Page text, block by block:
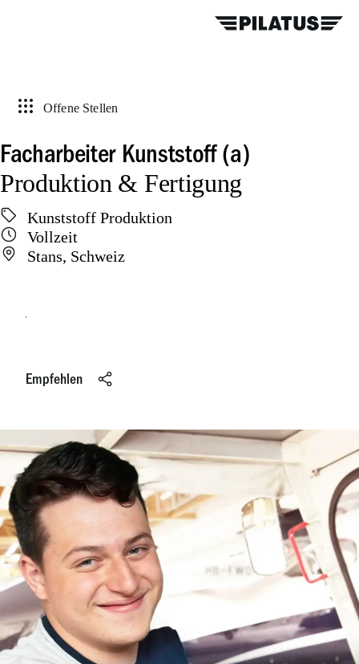
Offene Stellen
Facharbeiter Kunststoff (a)
Produktion & Fertigung
Kunststoff Produktion
Vollzeit
Stans, Schweiz
Online bewerben
Empfehlen